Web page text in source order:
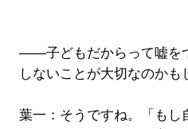
――子どもだからって嘘を
しないことが大切なのかも
葉一：そうですね。「もし